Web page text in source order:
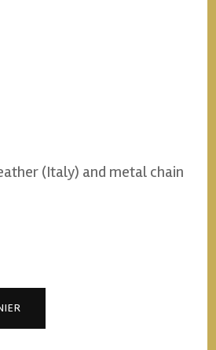
(Italy) and metal chain